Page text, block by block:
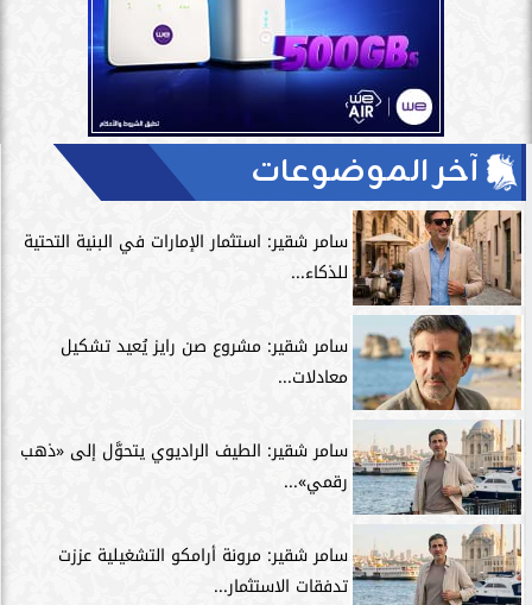
آخر الموضوعات
سامر شقير: استثمار الإمارات في البنية التحتية
للذكاء...
سامر شقير: مشروع صن رايز يُعيد تشكيل
معادلات...
سامر شقير: الطيف الراديوي يتحوَّل إلى «ذهب
رقمي»...
سامر شقير: مرونة أرامكو التشغيلية عززت
تدفقات الاستثمار...